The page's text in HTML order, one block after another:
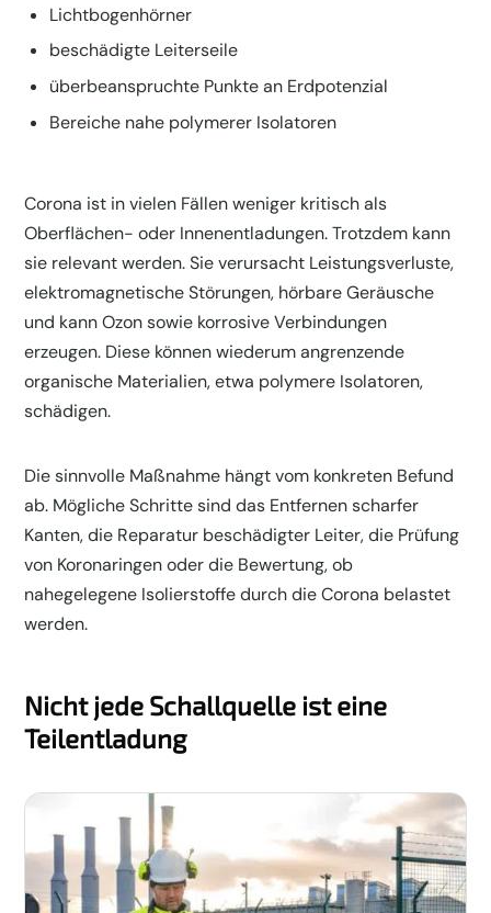
Lichtbogenhörner
beschädigte Leiterseile
überbeanspruchte Punkte an Erdpotenzial
Bereiche nahe polymerer Isolatoren
Corona ist in vielen Fällen weniger kritisch als
Oberflächen- oder Innenentladungen. Trotzdem kann
sie relevant werden. Sie verursacht Leistungsverluste,
elektromagnetische Störungen, hörbare Geräusche
und kann Ozon sowie korrosive Verbindungen
erzeugen. Diese können wiederum angrenzende
organische Materialien, etwa polymere Isolatoren,
schädigen.
Die sinnvolle Maßnahme hängt vom konkreten Befund
ab. Mögliche Schritte sind das Entfernen scharfer
Kanten, die Reparatur beschädigter Leiter, die Prüfung
von Koronaringen oder die Bewertung, ob
nahegelegene Isolierstoffe durch die Corona belastet
werden.
Nicht jede Schallquelle ist eine
Teilentladung